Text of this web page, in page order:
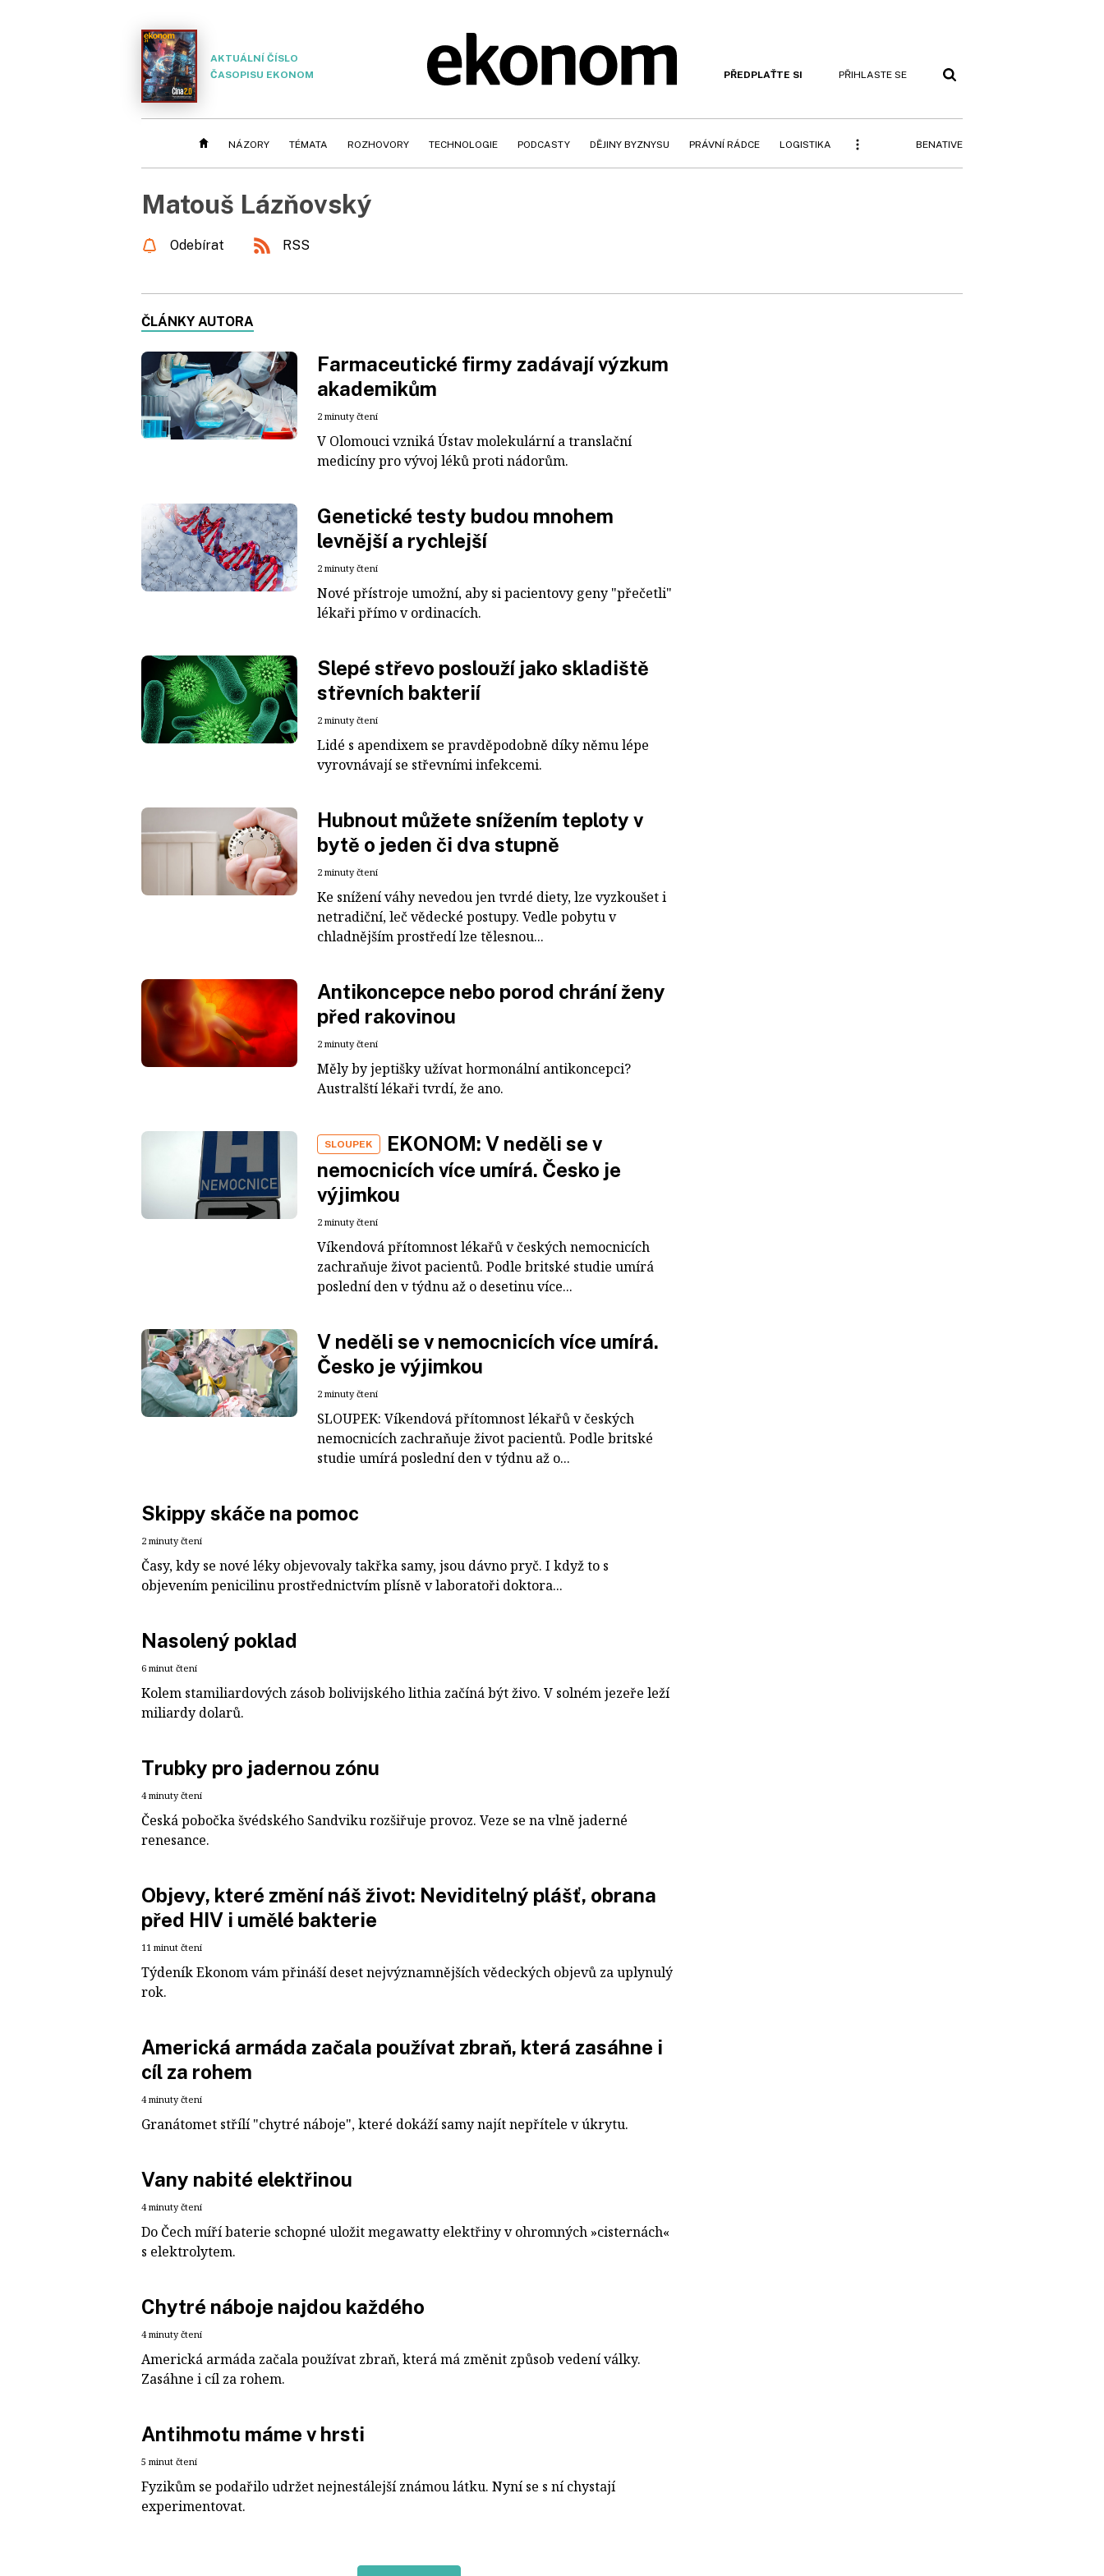
AKTUÁLNÍ ČÍSLO
ČASOPISU EKONOM
PŘEDPLAŤTE SI PŘIHLASTE SE
NÁZORY TÉMATA ROZHOVORY TECHNOLOGIE PODCASTY DĚJINY BYZNYSU PRÁVNÍ RÁDCE LOGISTIKA BENATIVE
Matouš Lázňovský
Odebírat RSS
ČLÁNKY AUTORA
Farmaceutické firmy zadávají výzkum
akademikům
2 minuty čtení
V Olomouci vzniká Ústav molekulární a translační
medicíny pro vývoj léků proti nádorům.
Genetické testy budou mnohem
levnější a rychlejší
2 minuty čtení
Nové přístroje umožní, aby si pacientovy geny "přečetli"
lékaři přímo v ordinacích.
Slepé střevo poslouží jako skladiště
střevních bakterií
2 minuty čtení
Lidé s apendixem se pravděpodobně díky němu lépe
vyrovnávají se střevními infekcemi.
Hubnout můžete snížením teploty v
bytě o jeden či dva stupně
2 minuty čtení
Ke snížení váhy nevedou jen tvrdé diety, lze vyzkoušet i
netradiční, leč vědecké postupy. Vedle pobytu v
chladnějším prostředí lze tělesnou...
Antikoncepce nebo porod chrání ženy
před rakovinou
2 minuty čtení
Měly by jeptišky užívat hormonální antikoncepci?
Australští lékaři tvrdí, že ano.
SLOUPEK
EKONOM: V neděli se v
nemocnicích více umírá. Česko je
výjimkou
2 minuty čtení
Víkendová přítomnost lékařů v českých nemocnicích
zachraňuje život pacientů. Podle britské studie umírá
poslední den v týdnu až o desetinu více...
V neděli se v nemocnicích více umírá.
Česko je výjimkou
2 minuty čtení
SLOUPEK: Víkendová přítomnost lékařů v českých
nemocnicích zachraňuje život pacientů. Podle britské
studie umírá poslední den v týdnu až o...
Skippy skáče na pomoc
2 minuty čtení
Časy, kdy se nové léky objevovaly takřka samy, jsou dávno pryč. I když to s
objevením penicilinu prostřednictvím plísně v laboratoři doktora...
Nasolený poklad
6 minut čtení
Kolem stamiliardových zásob bolivijského lithia začíná být živo. V solném jezeře leží
miliardy dolarů.
Trubky pro jadernou zónu
4 minuty čtení
Česká pobočka švédského Sandviku rozšiřuje provoz. Veze se na vlně jaderné
renesance.
Objevy, které změní náš život: Neviditelný plášť, obrana
před HIV i umělé bakterie
11 minut čtení
Týdeník Ekonom vám přináší deset nejvýznamnějších vědeckých objevů za uplynulý
rok.
Americká armáda začala používat zbraň, která zasáhne i
cíl za rohem
4 minuty čtení
Granátomet střílí "chytré náboje", které dokáží samy najít nepřítele v úkrytu.
Vany nabité elektřinou
4 minuty čtení
Do Čech míří baterie schopné uložit megawatty elektřiny v ohromných »cisternách«
s elektrolytem.
Chytré náboje najdou každého
4 minuty čtení
Americká armáda začala používat zbraň, která má změnit způsob vedení války.
Zasáhne i cíl za rohem.
Antihmotu máme v hrsti
5 minut čtení
Fyzikům se podařilo udržet nejnestálejší známou látku. Nyní se s ní chystají
experimentovat.